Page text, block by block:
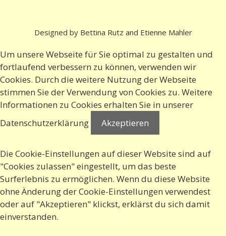
Designed by Bettina Rutz and Etienne Mahler
Um unsere Webseite für Sie optimal zu gestalten und
fortlaufend verbessern zu können, verwenden wir
Cookies. Durch die weitere Nutzung der Webseite
stimmen Sie der Verwendung von Cookies zu. Weitere
Informationen zu Cookies erhalten Sie in unserer
Datenschutzerklärung
Akzeptieren
Die Cookie-Einstellungen auf dieser Website sind auf
"Cookies zulassen" eingestellt, um das beste
Surferlebnis zu ermöglichen. Wenn du diese Website
ohne Änderung der Cookie-Einstellungen verwendest
oder auf "Akzeptieren" klickst, erklärst du sich damit
einverstanden.